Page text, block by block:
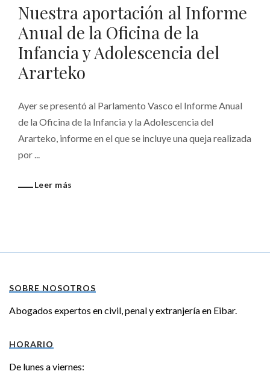
Nuestra aportación al Informe
Anual de la Oficina de la
Infancia y Adolescencia del
Ararteko
Ayer se presentó al Parlamento Vasco el Informe Anual
de la Oficina de la Infancia y la Adolescencia del
Ararteko, informe en el que se incluye una queja realizada
por ...
Leer más
SOBRE NOSOTROS
Abogados expertos en civil, penal y extranjería en Eibar.
HORARIO
De lunes a viernes: